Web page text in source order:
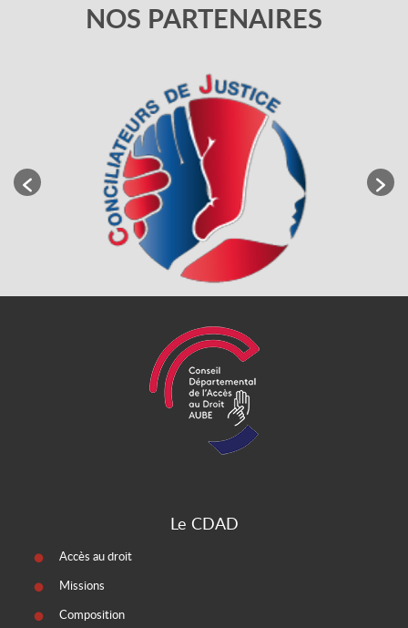
NOS PARTENAIRES
Le CDAD
Accès au droit
Missions
Composition